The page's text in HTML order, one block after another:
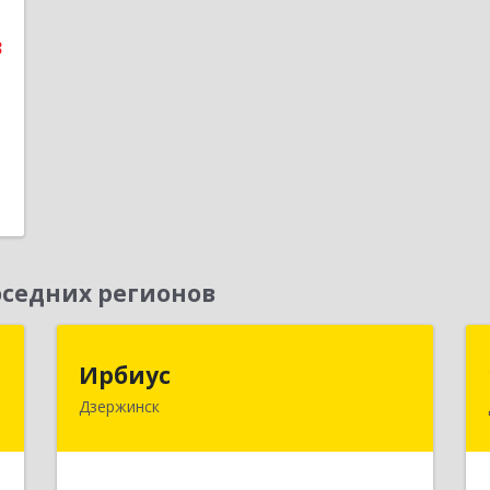
регионов
Ирбиус
Дзержинск